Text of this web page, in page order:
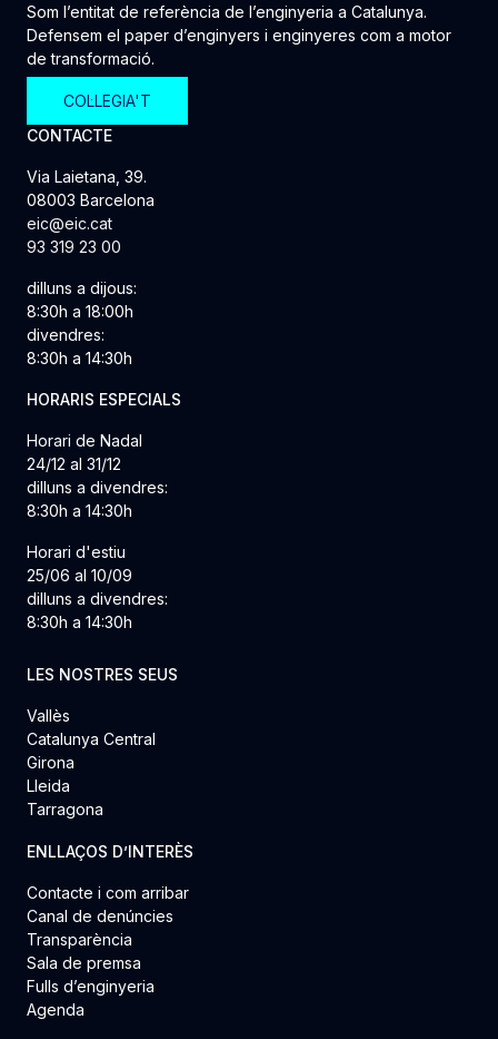
Som l’entitat de referència de l’enginyeria a Catalunya.
Defensem el paper d’enginyers i enginyeres com a motor
de transformació.
COL·LEGIA'T
CONTACTE
Via Laietana, 39.
08003 Barcelona
eic@eic.cat
93 319 23 00
dilluns a dijous:
8:30h a 18:00h
divendres:
8:30h a 14:30h
HORARIS ESPECIALS
Horari de Nadal
24/12 al 31/12
dilluns a divendres:
8:30h a 14:30h
Horari d'estiu
25/06 al 10/09
dilluns a divendres:
8:30h a 14:30h
LES NOSTRES SEUS
Vallès
Catalunya Central
Girona
Lleida
Tarragona
ENLLAÇOS D’INTERÈS
Contacte i com arribar
Canal de denúncies
Transparència
Sala de premsa
Fulls d’enginyeria
Agenda